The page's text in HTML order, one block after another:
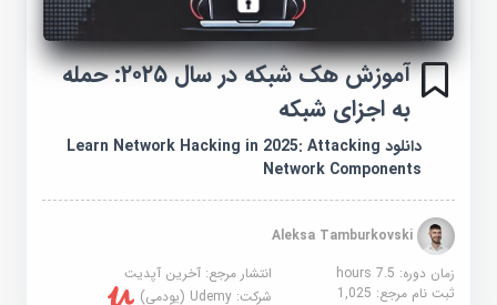
آموزش هک شبکه در سال ۲۰۲۵: حمله
به اجزای شبکه
دانلود Learn Network Hacking in 2025: Attacking
Network Components
Aleksa Tamburkovski
زمان دوره: 7.5 hours
انتشار مرجع:آخرین آپدیت
ثبت نام مرجع:1,025 شرکت:Udemy (یودمی)